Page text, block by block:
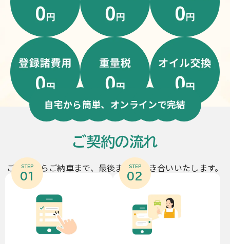
自宅から簡単、オンラインで完結
ご契約の流れ
ご契約からご納車まで、最後までお付き合いいたします。
STEP
01
STEP
02